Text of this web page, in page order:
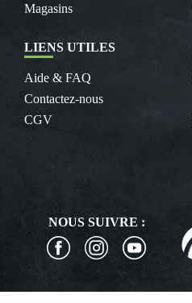
Magasins
LIENS UTILES
Aide & FAQ
Contactez-nous
CGV
NOUS SUIVRE :